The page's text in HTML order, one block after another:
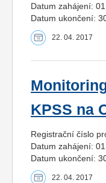
Datum zahájení:
Datum ukončení:
22. 04. 2017
KPSS na
Registrační číslo
Datum zahájení:
Datum ukončení:
22. 04. 2017